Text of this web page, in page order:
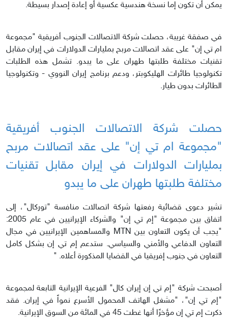
يمكن أن تكون إما نسخة هندسية عكسية أو إعادة إصدار بسيطة.
في صفقة غريبة، حصلت شركة الاتصالات الجنوب أفريقية "مجموعة
ام تي إن" على عقد اتصالات مربح بمليارات الدولارات في إيران مقابل
تقنيات مختلفة طلبتها طهران على ما يبدو. تشمل هذه الطلبات
تكنولوجيا طائرات الهليكوبتر، ودعم برنامج إيران النووي - وتكنولوجيا
الطائرات بدون طيار.
حصلت شركة الاتصالات الجنوب أفريقية
"مجموعة ام تي إن" على عقد اتصالات مربح
بمليارات الدولارات في إيران مقابل تقنيات
مختلفة طلبتها طهران على ما يبدو
تشير دعوى قضائية رفعتها شركة اتصالات منافسة "توركال"، إلى
اتفاق بين مجموعة "إم تي إن" والشركاء الإيرانيين في عام 2005:
"يجب أن يكون التعاون بين MTN والمساهمين الإيرانيين في مجال
التعاون الدفاعي والأمني والسياسي. ستدعم إم تي إن بشكل كامل
التعاون في جنوب إفريقيا في القضايا المذكورة أعلاه. "
أصبحت شركة "إم تي إن إيران كال" الفرعية الإيرانية التابعة لمجموعة
"إم تي إن"، "مشغل الهاتف المحمول الأسرع نمواً في إيران. فقد
ذكرت إم تي إن مؤخرًا أنها غطت 45 في المائة من السوق الإيرانية.